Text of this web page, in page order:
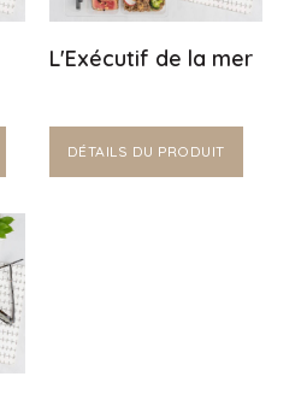
L'Exécutif de la mer
DÉTAILS DU PRODUIT